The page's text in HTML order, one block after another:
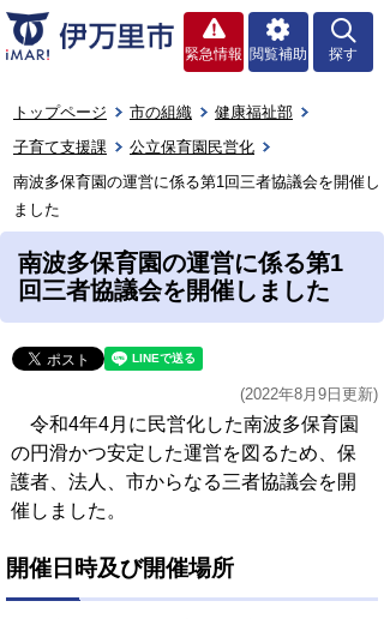
緊急情報 閲覧補助 探す
トップページ 市の組織
健康福祉部
子育て支援課
公立保育園民営化
南波多保育園の運営に係る第1回三者協議会を開催し
ました
南波多保育園の運営に係る第1
回三者協議会を開催しました
(2022年8月9日更新)
令和4年4月に民営化した南波多保育園
の円滑かつ安定した運営を図るため、保
護者、法人、市からなる三者協議会を開
催しました。
開催日時及び開催場所